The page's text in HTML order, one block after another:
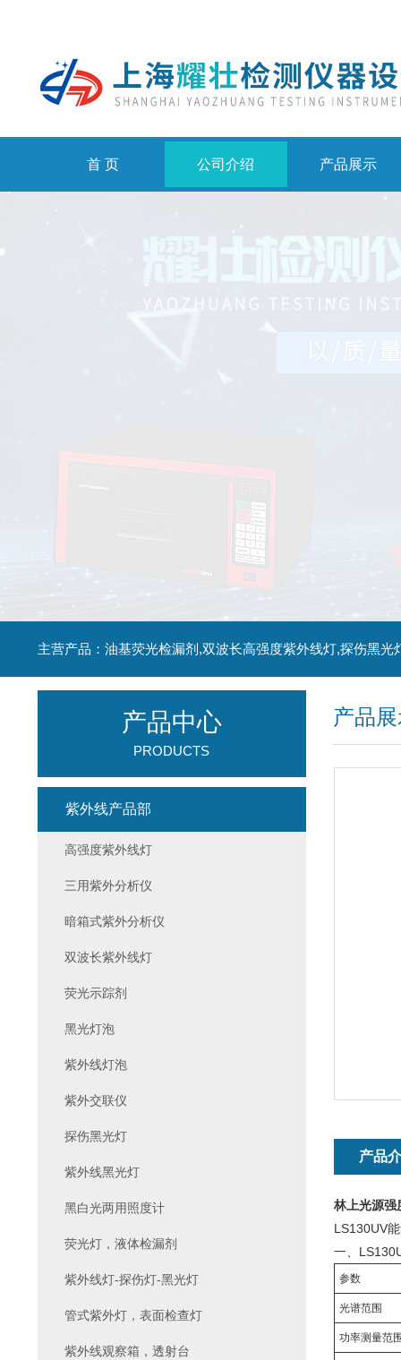
首 页 公司介绍 产品展示
主营产品：油基荧光检漏剂,双波长高强度紫外线灯,探伤黑光
产品
产品
林上光源强
LS130UV
一、
参数
光谱范围
功率测量范
产品中心
PRODUCTS
紫外线产品部
高强度紫外线灯
三用紫外分析仪
暗箱式紫外分析仪
双波长紫外线灯
荧光示踪剂
黑光灯泡
紫外线灯泡
紫外交联仪
探伤黑光灯
紫外线黑光灯
黑白光两用照度计
荧光灯，液体检漏剂
紫外线灯-探伤灯-黑光灯
管式紫外灯，表面检查灯
紫外线观察箱，透射台